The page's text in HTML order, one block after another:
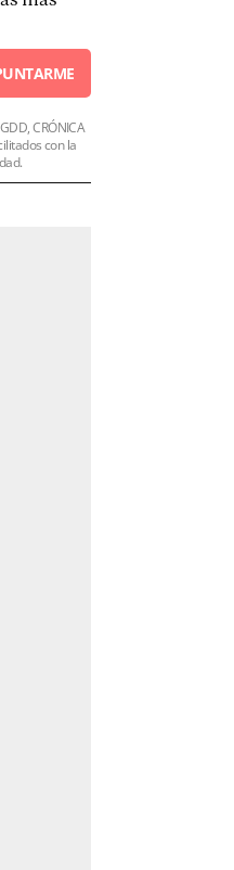
CRÓNICA
con la